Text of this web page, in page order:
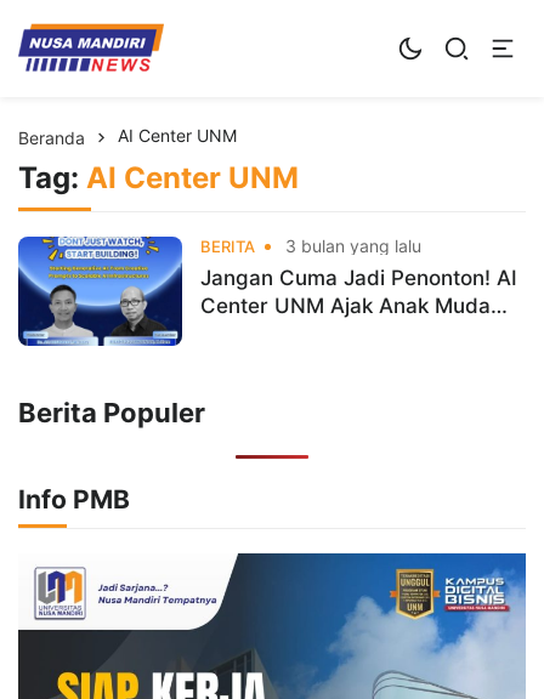
Kampus Digital Bisnis
Universitas Nusa Mandiri
Beranda AI Center UNM
Tag: AI Center UNM
BERITA 3 bulan yang lalu
Jangan Cuma Jadi Penonton! AI
Center UNM Ajak Anak Muda
Berita Populer
Info PMB